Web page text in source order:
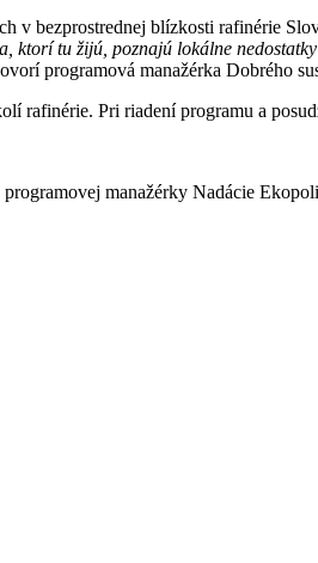
bezprostrednej blízkosti rafinérie
tu žijú, poznajú lokálne
programová manažérka Dobrého
rafinérie. Pri riadení programu a
programovej manažérky Nadácie